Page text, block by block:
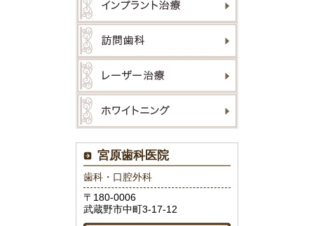
宮原歯科医院
歯科・口腔外科
〒180-0006
武蔵野市中町3-17-12